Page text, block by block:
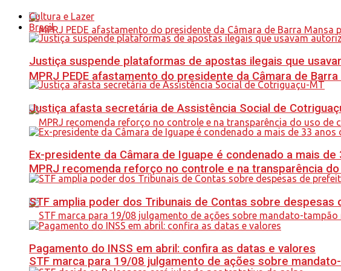
MPRJ PEDE afastamento do presidente da Câmara de
MPRJ recomenda reforço no controle e na transparência
STF marca para 19/08 julgamento de ações sobre
Cultura e Lazer
Brasil
Justiça suspende plataformas de apostas ilegais que
Justiça afasta secretária de Assistência Social de
Ex-presidente da Câmara de Iguape é condenado a mais
STF amplia poder dos Tribunais de Contas sobre despesas
Pagamento do INSS em abril: confira as datas e valores